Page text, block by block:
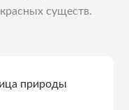
существ.
природы